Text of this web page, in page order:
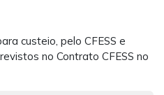
custeio, pelo CFESS e
no Contrato CFESS no